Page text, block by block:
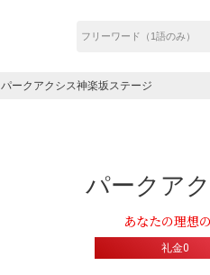
パークアクシス神楽坂ステージ
パークア
あなたの理想
礼金0